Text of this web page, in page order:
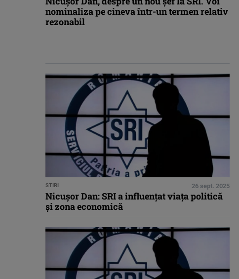
nominaliza pe cineva într-un termen relativ
rezonabil
STIRI 26 sept. 2025
Nicușor Dan: SRI a influenţat viaţa politică
şi zona economică